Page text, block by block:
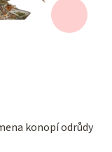
konopí odrůdy